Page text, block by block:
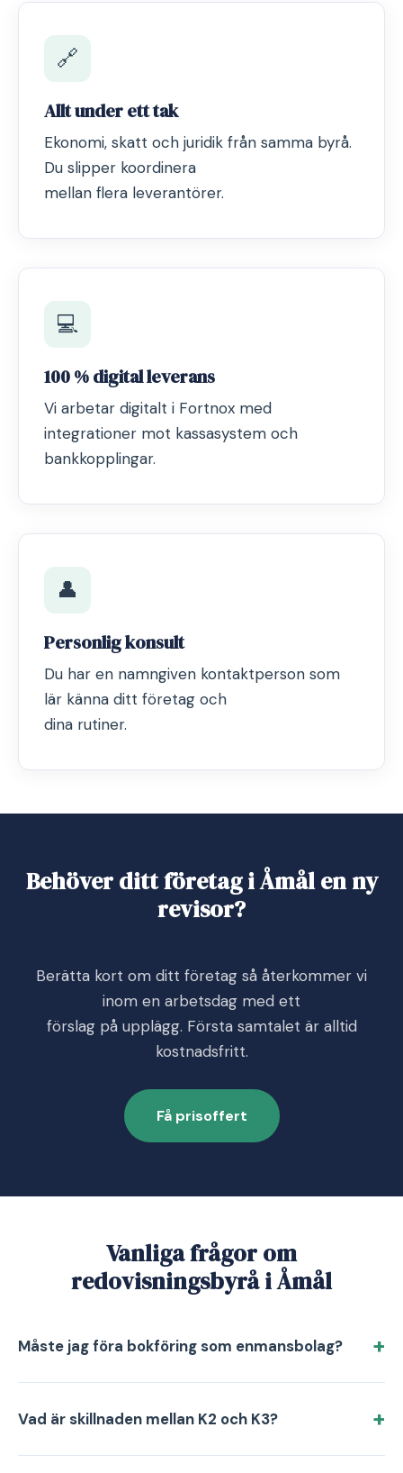
🔗
Allt under ett tak
Ekonomi, skatt och juridik från samma byrå.
Du slipper koordinera
mellan flera leverantörer.
💻
100 % digital leverans
Vi arbetar digitalt i Fortnox med
integrationer mot kassasystem och
bankkopplingar.
👤
Personlig konsult
Du har en namngiven kontaktperson som
lär känna ditt företag och
dina rutiner.
Behöver ditt företag i Åmål en ny
revisor?
Berätta kort om ditt företag så återkommer vi
inom en arbetsdag med ett
förslag på upplägg. Första samtalet är alltid
kostnadsfritt.
Få prisoffert
Vanliga frågor om
redovisningsbyrå i Åmål
Måste jag föra bokföring som enmansbolag?
Vad är skillnaden mellan K2 och K3?